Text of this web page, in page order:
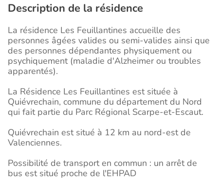
Description de la résidence
La résidence Les Feuillantines accueille des
personnes âgées valides ou semi-valides ainsi que
des personnes dépendantes physiquement ou
psychiquement (maladie d'Alzheimer ou troubles
apparentés).
La Résidence Les Feuillantines est située à
Quiévrechain, commune du département du Nord
qui fait partie du Parc Régional Scarpe-et-Escaut.
Quiévrechain est situé à 12 km au nord-est de
Valenciennes.
Possibilité de transport en commun : un arrêt de
bus est situé proche de l'EHPAD